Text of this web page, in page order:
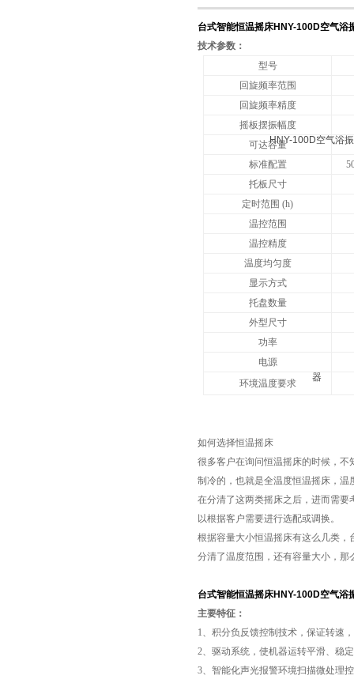
台式智能恒温摇床HNY-100D空气浴
技术参数：
型号
回旋频率范围
回旋频率精度
摇板摆振幅度
可达容量
标准配置
托板尺寸
定时范围 (h)
温控范围
温控精度
温度均匀度
显示方式
托盘数量
外型尺寸
功率
电源
环境温度要求
如何选择恒温摇床
很多客户在询问恒温摇床的时候，
制冷的，也就是全温度恒温摇床，
在分清了这两类摇床之后，进而需
以根据客户需要进行选配或调换。
根据容量大小恒温摇床有这么几类
分清了温度范围，还有容量大小，那
台式智能恒温摇床HNY-100D空气浴
主要特征：
1、积分负反馈控制技术，保证转速
2、驱动系统，使机器运转平滑、稳
3、智能化声光报警环境扫描微处理